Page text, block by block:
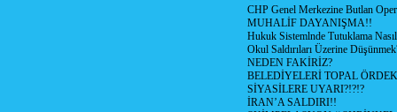
CHP Genel Merkezine Butlan
MUHALİF DAYANIŞMA!!
Hukuk Sistemlnde Tutuklama
Okul Saldırıları Üzerine
NEDEN FAKİRİZ?
BELEDİYELERİ TOPAL
SİYASİLERE UYARI?!?!?
İRAN’A SALDIRI!!